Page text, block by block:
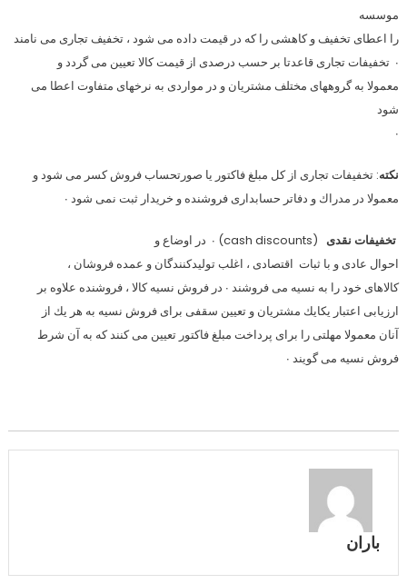
موسسه
را اعطاى تخفيف و كاهشى را كه در قيمت داده مى شود ، تخفيف تجارى مى نامند
∙ تخفيفات تجارى قاعدتا بر حسب درصدى از قيمت كالا تعيين مى گردد و
معمولا به گروههاى مختلف مشتريان و در مواردى به نرخهاى متفاوت اعطا مى
شود
∙
نكته: تخفيفات تجارى از كل مبلغ فاكتور يا صورتحساب فروش كسر مى شود و
معمولا در مدراك و دفاتر حسابدارى فروشنده و خريدار ثبت نمى شود ∙
تخفيفات نقدى (cash discounts) ∙ در اوضاع و
احوال عادى و با ثبات اقتصادى ، اغلب توليدكنندگان و عمده فروشان ،
كالاهاى خود را به نسيه مى فروشند ∙ در فروش نسيه كالا ، فروشنده علاوه بر
ارزيابى اعتبار يكايك مشتريان و تعيين سقفى براى فروش نسيه به هر يك از
آنان معمولا مهلتى را براى پرداخت مبلغ فاكتور تعيين مى كنند كه به آن شرط
فروش نسيه مى گويند ∙
باران